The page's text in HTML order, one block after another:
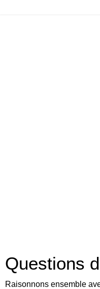
Questions
Raisonnons ensemble